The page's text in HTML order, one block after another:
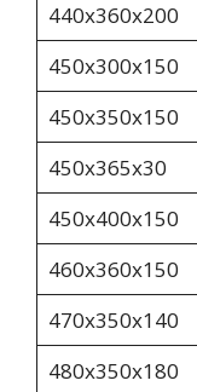
440х360х200
450х300х150
450х350х150
450x365x30
450х400х150
460х360х150
470х350х140
480х350х180